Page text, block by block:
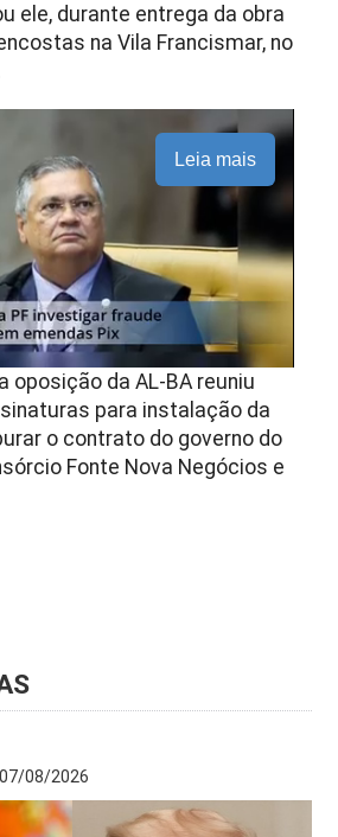
ele, durante entrega da obra
na Vila Francismar, no
Leia mais
oposição da AL-BA reuniu
para instalação da
o contrato do governo do
Fonte Nova Negócios e
08/2026